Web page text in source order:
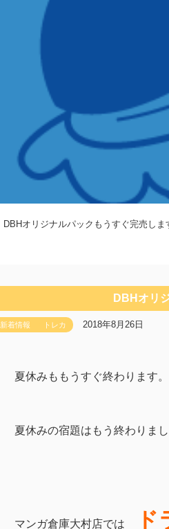
DBHオリジナルパックもうすぐ完売しま
DBHオリ
新着情報 トレカ 2018年8月26日
夏休みももうすぐ終わります。
夏休みの宿題はもう終わりま
マンガ倉庫大村店では